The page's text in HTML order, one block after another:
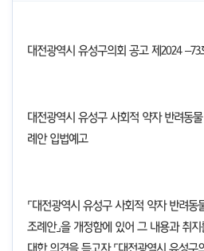
대전광역시 유성구의회 공고 제 2024 –73
대전광역시 유성구 사회적 약자 반려동
례안 입법예고
⌜대전광역시 유성구 사회적 약자 반려동
조례안⌟을 개정함에 있어 그 내용과 취지
대한 의견을 듣고자 ⌜대전광역시 유성구